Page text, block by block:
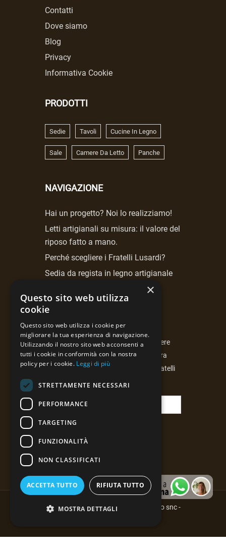
Contatti
Dove siamo
Blog
Privacy
Informativa Cookie
PRODOTTI
Sedie Tavoli Cucine In Legno
Sale Camere Da Letto Panche
NAVIGAZIONE
Hai un progetto? Noi lo realizziamo!
Letti artigianali su misura: il valore del
riposo fatto a mano.
Perché scegliere i Fratelli Lusardi?
Sedia da regista in legno artigianale
Iscrivendoti alla newsletter potrai essere
costantemente aggiornato sulla nostra
attività, le curiosità e le proposte di Fratelli
Lusardi di Ferdinando snc.
Copyright © F.lli Lusardi di Ferdinando snc -
×
Questo sito web utilizza
cookie
Questo sito web utilizza i cookie per
migliorare la tua esperienza di navigazione.
Utilizzando il nostro sito web acconsenti a
tutti i cookie in conformità con la nostra
policy per i cookie. Leggi di più
STRETTAMENTE NECESSARI
PERFORMANCE
TARGETING
FUNZIONALITÀ
NON CLASSIFICATI
ACCETTA TUTTO RIFIUTA TUTTO
MOSTRA DETTAGLI